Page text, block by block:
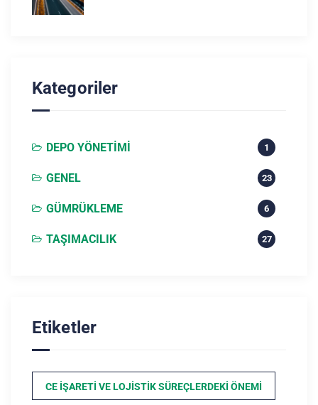
Kategoriler
DEPO YÖNETIMI 1
GENEL 23
GÜMRÜKLEME 6
TAŞIMACILIK 27
Etiketler
CE İŞARETI VE LOJISTIK SÜREÇLERDEKI ÖNEMI